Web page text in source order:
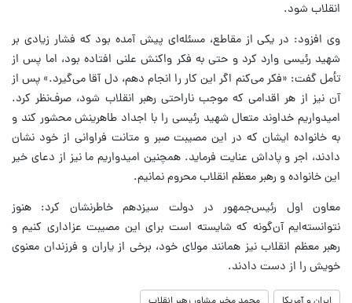
انقلاب شود.
وی افزود: در یکی از مقاطع، مسئله‌ای پیش آمده بود که فشار زیادی بر
شهید رئیسی وارد کرد و حتی به فکر واکنش علنی افتاده بود، اما پس از
تأمل گفت: «فکر می‌کنم اگر این کار را انجام دهم، دل آقا می‌گیرد.» پس از
آن نیز از هر اقدامی که موجب ناراحتی رهبر انقلاب شود، صرف‌نظر کرد.
امیدواریم خداوند متعال شهید رئیسی را با اجداد طاهرینش محشور کند و
به خانواده ایشان که در این مصیبت صبر و متانت فراوانی از خود نشان
دادند، اجر و پاداش عنایت فرماید. همچنین امیدواریم ما نیز از دعای خیر
این خانواده و رهبر معظم انقلاب محروم نمانیم.
معاون اول رئیس‌جمهور در دولت سیزدهم خاطرنشان کرد: هنوز
نتوانسته‌ایم آن‌گونه که شایسته است برای این مصیبت عزاداری کنیم و
رهبر معظم انقلاب نیز همانند مولای خود، برخی از یاران و فرزندان معنوی
خویش را از دست دادند.